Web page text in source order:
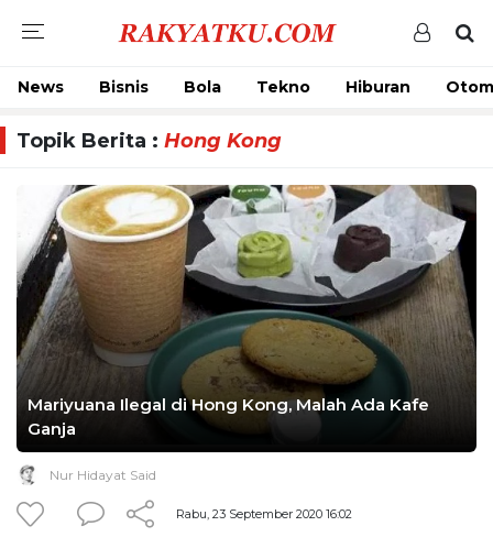
News Bisnis Bola Tekno Hiburan
Topik Berita : Hong Kong
Mariyuana Ilegal di Hong Kong, Malah Ada Kafe
Ganja
Nur Hidayat Said
Rabu, 23 September 2020 16:02